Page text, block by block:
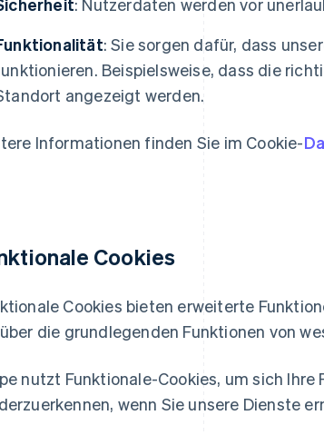
: Sie sorgen dafür, dass
Beispielsweise, dass die
angezeigt werden.
Informationen finden Sie im Cookie-
Cookies
Cookies bieten erweiterte
die grundlegenden Funktionen von
nutzt Funktionale-Cookies, um sich Ihre
wenn Sie unsere Dienste